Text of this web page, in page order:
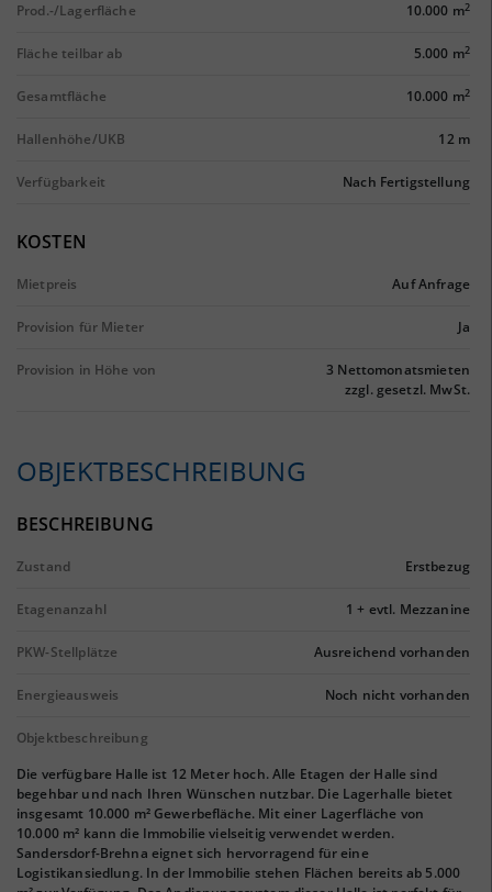
Prod.-/Lagerfläche 10.000 m2
Fläche teilbar ab 5.000 m2
Gesamtfläche 10.000 m2
Hallenhöhe/UKB 12 m
Verfügbarkeit Nach Fertigstellung
KOSTEN
Mietpreis Auf Anfrage
Provision für Mieter Ja
Provision in Höhe von
3 Nettomonatsmieten
zzgl. gesetzl. MwSt.
OBJEKTBESCHREIBUNG
BESCHREIBUNG
Zustand Erstbezug
Etagenanzahl 1 + evtl. Mezzanine
PKW-Stellplätze Ausreichend vorhanden
Energieausweis Noch nicht vorhanden
Objektbeschreibung
Die verfügbare Halle ist 12 Meter hoch. Alle Etagen der Halle sind
begehbar und nach Ihren Wünschen nutzbar. Die Lagerhalle bietet
insgesamt 10.000 m² Gewerbefläche. Mit einer Lagerfläche von
10.000 m² kann die Immobilie vielseitig verwendet werden.
Sandersdorf-Brehna eignet sich hervorragend für eine
Logistikansiedlung. In der Immobilie stehen Flächen bereits ab 5.000